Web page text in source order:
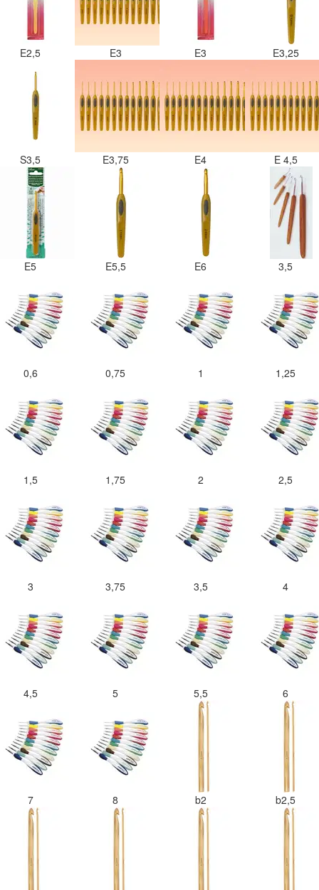
E2,5 E3 E3 E3,25
S3,5 E3,75 E4 E 4,5
E5 E5,5 E6 3,5
0,6 0,75 1 1,25
1,5 1,75 2 2,5
3 3,75 3,5 4
4,5 5 5,5 6
7 8 b2 b2,5